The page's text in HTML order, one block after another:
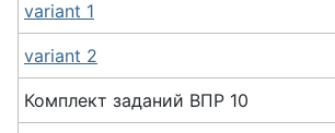
variant 1
variant 2
Комплект заданий ВПР 10